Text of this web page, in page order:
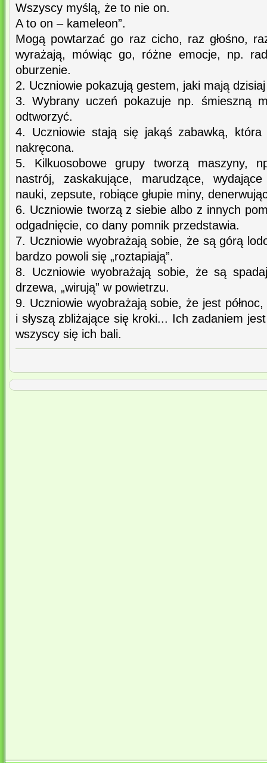
Wszyscy myślą, że to nie on.
A to on – kameleon”.
Mogą powtarzać go raz cicho, raz głośno,
wyrażają, mówiąc go, różne emocje, np.
oburzenie.
2. Uczniowie pokazują gestem, jaki mają
3. Wybrany uczeń pokazuje np. śmieszną
odtworzyć.
4. Uczniowie stają się jakąś zabawką,
nakręcona.
5. Kilkuosobowe grupy tworzą maszyny,
nastrój, zaskakujące, marudzące,
nauki, zepsute, robiące głupie miny,
6. Uczniowie tworzą z siebie albo z innych
odgadnięcie, co dany pomnik przedstawia.
7. Uczniowie wyobrażają sobie, że są górą
bardzo powoli się „roztapiają”.
8. Uczniowie wyobrażają sobie, że są
drzewa, „wirują” w powietrzu.
9. Uczniowie wyobrażają sobie, że jest
i słyszą zbliżające się kroki... Ich zadaniem
wszyscy się ich bali.